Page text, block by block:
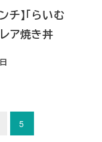
チ】「らいむ
ア焼き丼
5